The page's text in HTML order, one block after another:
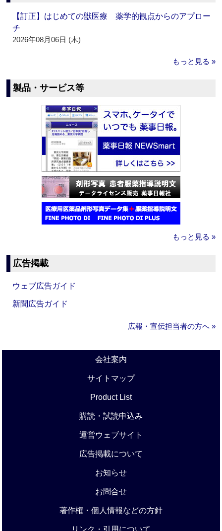
【訂正】はじめての獣医療 薬学的観点からのアプロー
チ
2026年08月06日 (木)
もっと見る »
製品・サービス等
もっと見る »
広告掲載
ウェブ広告ガイド
新聞広告ガイド
広報・宣伝担当者の方へ »
会社案内
サイトマップ
Product List
購読・試読申込み
運営ウェブサイト
広告掲載について
お知らせ
お問合せ
著作権・個人情報などの方針